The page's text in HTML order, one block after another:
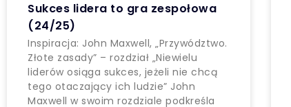
Sukces lidera to gra zespołowa
(24/25)
Inspiracja: John Maxwell, „Przywództwo.
Złote zasady” – rozdział „Niewielu
liderów osiąga sukces, jeżeli nie chcą
tego otaczający ich ludzie” John
Maxwell w swoim rozdziale podkreśla